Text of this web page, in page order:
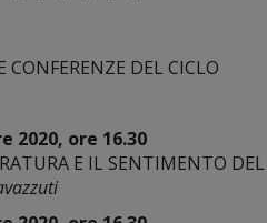
CONFERENZE DEL CICLO
2020, ore 16.30
E IL SENTIMENTO